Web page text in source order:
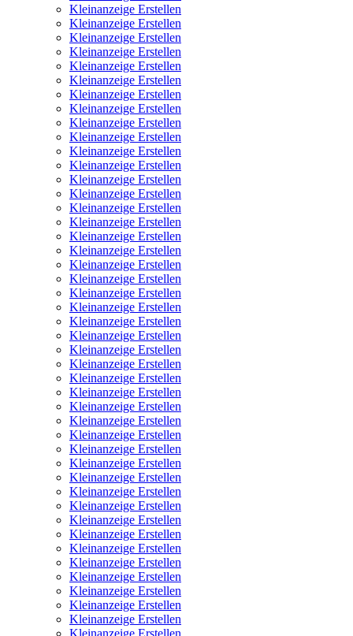
Kleinanzeige Erstellen
Kleinanzeige Erstellen
Kleinanzeige Erstellen
Kleinanzeige Erstellen
Kleinanzeige Erstellen
Kleinanzeige Erstellen
Kleinanzeige Erstellen
Kleinanzeige Erstellen
Kleinanzeige Erstellen
Kleinanzeige Erstellen
Kleinanzeige Erstellen
Kleinanzeige Erstellen
Kleinanzeige Erstellen
Kleinanzeige Erstellen
Kleinanzeige Erstellen
Kleinanzeige Erstellen
Kleinanzeige Erstellen
Kleinanzeige Erstellen
Kleinanzeige Erstellen
Kleinanzeige Erstellen
Kleinanzeige Erstellen
Kleinanzeige Erstellen
Kleinanzeige Erstellen
Kleinanzeige Erstellen
Kleinanzeige Erstellen
Kleinanzeige Erstellen
Kleinanzeige Erstellen
Kleinanzeige Erstellen
Kleinanzeige Erstellen
Kleinanzeige Erstellen
Kleinanzeige Erstellen
Kleinanzeige Erstellen
Kleinanzeige Erstellen
Kleinanzeige Erstellen
Kleinanzeige Erstellen
Kleinanzeige Erstellen
Kleinanzeige Erstellen
Kleinanzeige Erstellen
Kleinanzeige Erstellen
Kleinanzeige Erstellen
Kleinanzeige Erstellen
Kleinanzeige Erstellen
Kleinanzeige Erstellen
Kleinanzeige Erstellen
Kleinanzeige Erstellen